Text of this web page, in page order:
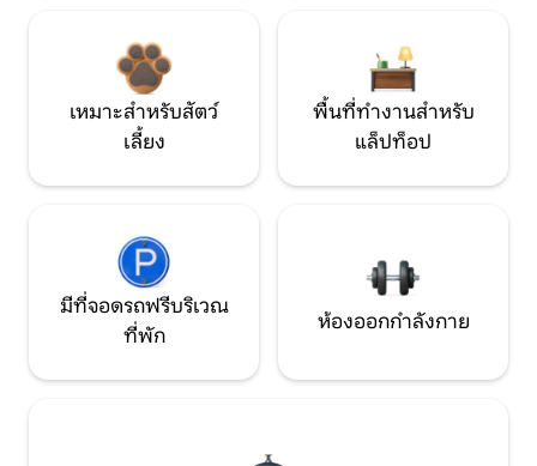
เหมาะสำหรับสัตว์
เลี้ยง
พื้นที่ทำงานสำหรับ
แล็ปท็อป
มีที่จอดรถฟรีบริเวณ
ที่พัก
ห้องออกกำลังกาย